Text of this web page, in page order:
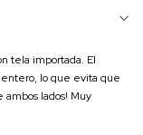
tela importada. El
lo que evita que
lados! Muy